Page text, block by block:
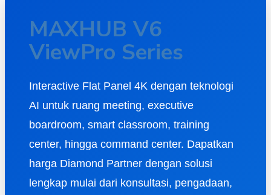
MAXHUB V6
ViewPro Series
Interactive Flat Panel 4K dengan teknologi
AI untuk ruang meeting, executive
boardroom, smart classroom, training
center, hingga command center. Dapatkan
harga Diamond Partner dengan solusi
lengkap mulai dari konsultasi, pengadaan,